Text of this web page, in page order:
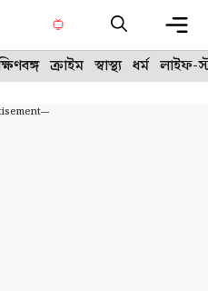
ক্রাইম স্বাস্থ্য ধর্ম লাইফ-